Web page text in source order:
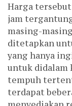
Harga
jam
masing-
ditetapkan
yang hanya
untuk didalam
tempuh
terdapat